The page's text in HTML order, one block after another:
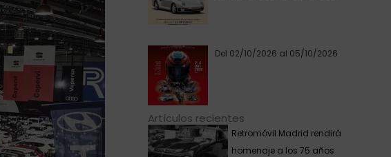
Del 02/10/2026 al 05/10/2026
Artículos recientes
Retromóvil Madrid rendirá
homenaje a los 75 años